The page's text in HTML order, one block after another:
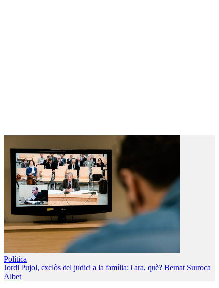
Política
Jordi Pujol, exclòs del judici a la família: i ara, què? Bernat Surroca
Albet